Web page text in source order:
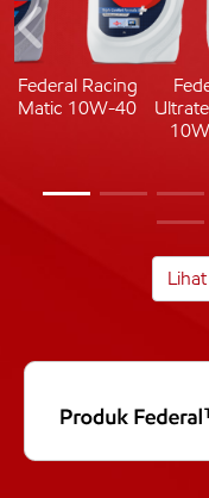
Federal Racing
Matic 10W-40